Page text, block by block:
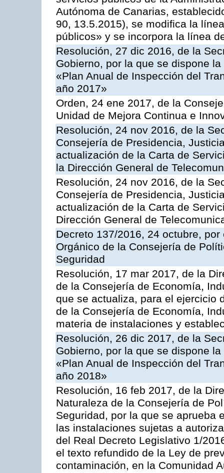
Autónoma de Canarias,
90, 13.5.2015), se modifica la
públicos» y se incorpora la línea
Resolución, 27 dic 2016, de la
Gobierno, por la que se dispone
«Plan Anual de Inspección del
año 2017»
Orden, 24 ene 2017, de la
Unidad de Mejora Continua e
Resolución, 24 nov 2016, de la
Consejería de Presidencia,
actualización de la Carta de
la Dirección General de
Resolución, 24 nov 2016, de la
Consejería de Presidencia,
actualización de la Carta de
Dirección General de
Decreto 137/2016, 24 octubre,
Orgánico de la Consejería de
Seguridad
Resolución, 17 mar 2017, de la
de la Consejería de Economía,
que se actualiza, para el ejercicio
de la Consejería de Economía,
materia de instalaciones y
Resolución, 26 dic 2017, de la
Gobierno, por la que se dispone
«Plan Anual de Inspección del
año 2018»
Resolución, 16 feb 2017, de la
Naturaleza de la Consejería de
Seguridad, por la que se aprueba
las instalaciones sujetas a
del Real Decreto Legislativo 1/
el texto refundido de la Ley de
contaminación, en la Comunidad